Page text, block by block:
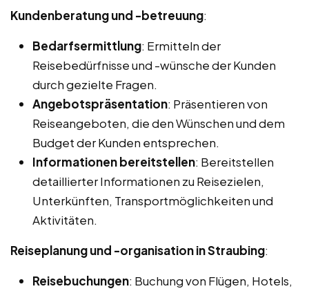
Kundenberatung und -betreuung:
Bedarfsermittlung: Ermitteln der
Reisebedürfnisse und -wünsche der Kunden
durch gezielte Fragen.
Angebotspräsentation: Präsentieren von
Reiseangeboten, die den Wünschen und dem
Budget der Kunden entsprechen.
Informationen bereitstellen: Bereitstellen
detaillierter Informationen zu Reisezielen,
Unterkünften, Transportmöglichkeiten und
Aktivitäten.
Reiseplanung und -organisation in Straubing:
Reisebuchungen: Buchung von Flügen, Hotels,